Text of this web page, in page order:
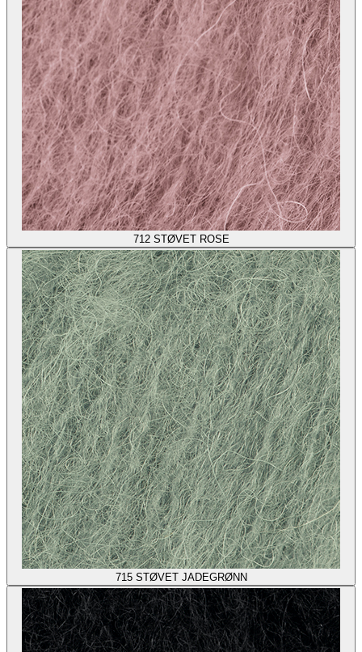
712 STØVET ROSE
715 STØVET JADEGRØNN